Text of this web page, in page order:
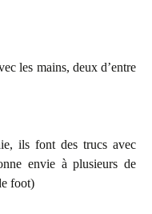
les mains, deux d’entre
ils font des trucs avec
envie à plusieurs de
foot)